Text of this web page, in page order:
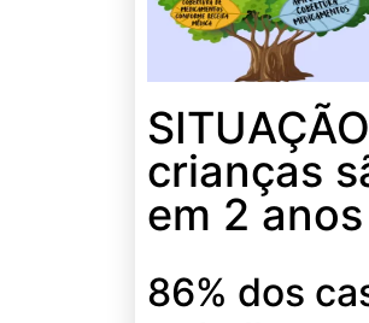
crianças
em 2 anos
86% dos